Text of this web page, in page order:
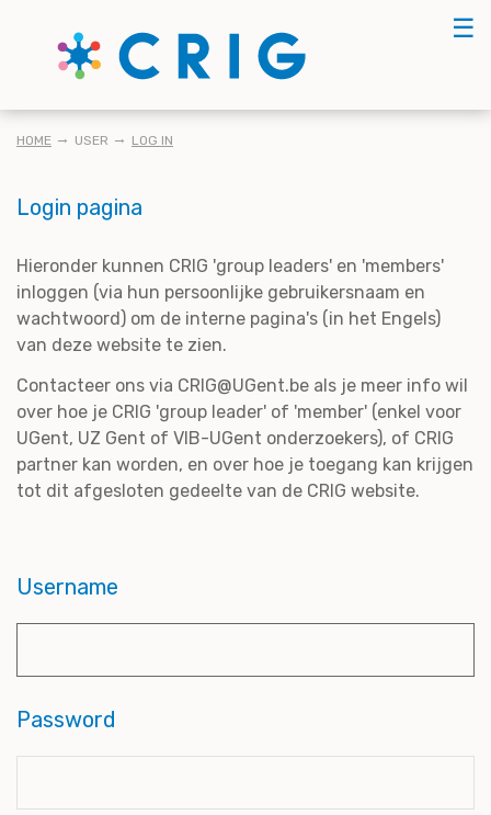
☰
KRUIMELPAD
HOME USER LOG IN
Login pagina
Hieronder kunnen CRIG 'group leaders' en 'members'
inloggen (via hun persoonlijke gebruikersnaam en
wachtwoord) om de interne pagina's (in het Engels)
van deze website te zien.
Contacteer ons via CRIG@UGent.be als je meer info wil
over hoe je CRIG 'group leader' of 'member' (enkel voor
UGent, UZ Gent of VIB-UGent onderzoekers), of CRIG
partner kan worden, en over hoe je toegang kan krijgen
tot dit afgesloten gedeelte van de CRIG website.
Username
Password